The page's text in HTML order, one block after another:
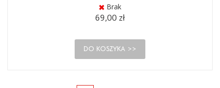
Brak
69,00 zł
DO KOSZYKA